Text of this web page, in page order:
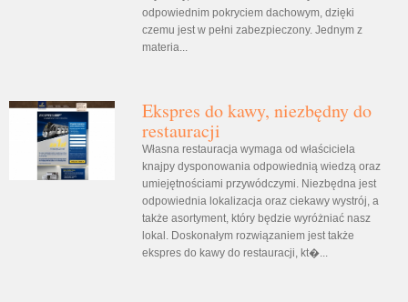
odpowiednim pokryciem dachowym, dzięki
czemu jest w pełni zabezpieczony. Jednym z
materia...
Ekspres do kawy, niezbędny do
restauracji
Własna restauracja wymaga od właściciela
knajpy dysponowania odpowiednią wiedzą oraz
umiejętnościami przywódczymi. Niezbędna jest
odpowiednia lokalizacja oraz ciekawy wystrój, a
także asortyment, który będzie wyróżniać nasz
lokal. Doskonałym rozwiązaniem jest także
ekspres do kawy do restauracji, kt�...